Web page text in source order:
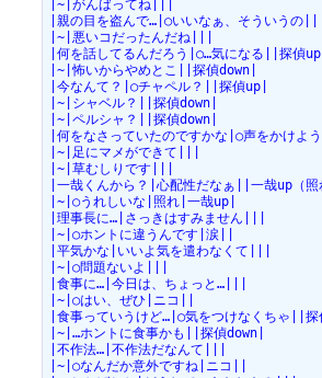
|~|がんばってね|||
|親の目を盗んで…|○いいなぁ、そういうの|||
|~|悪いコだったんだね|||
|何を話してるんだろう|○…気になる||探偵up|
|~|怖いからやめとこ||探偵down|
|今なんて？|○チャペル？||探偵up|
|~|シャベル？||探偵down|
|~|ペルシャ？||探偵down|
|何をなさっていたのですかな|○声をかけよ
|~|足にマメができて|||
|~|草むしりです|||
|一哉くんから？|心配性だなぁ||一哉up（照
|~|○うれしいな|照れ|一哉up|
|理事長に…|さっきはすみません|||
|~|○ホントに違うんです|涙||
|平気かな|いいよ気を遣わなくて|||
|~|○問題ないよ|||
|食事に…|今日は、ちょっと…|||
|~|○はい、ぜひ|ニコ||
|食事っていうけど…|○気をつけなくちゃ||探
|~|…ホントに食事かも||探偵down|
|不作法…|不作法だなんて|||
|~|○なんだか意外ですね|ニコ||